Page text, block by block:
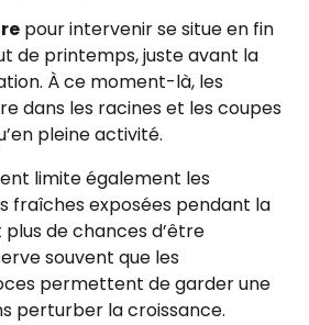
pour intervenir se situe en fin
de printemps, juste avant la
À ce moment-là, les
dans les racines et les coupes
pleine activité.
limite également les
fraîches exposées pendant la
de chances d’être
souvent que les
permettent de garder une
perturber la croissance.